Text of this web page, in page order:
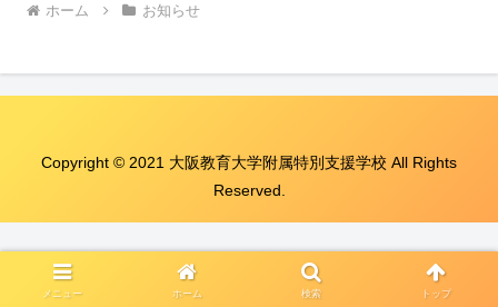
ホーム お知らせ
Copyright © 2021 大阪教育大学附属特別支援学校 All Rights
Reserved.
メニュー ホーム 検索 トップ